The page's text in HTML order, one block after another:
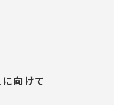
向けて